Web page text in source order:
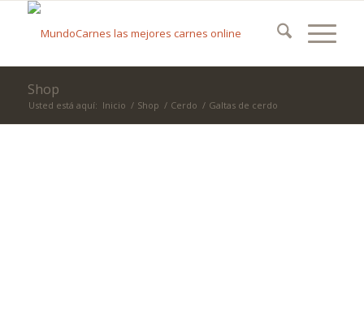
Shop
Usted está aquí: Inicio / Shop / Cerdo / Galtas de cerdo